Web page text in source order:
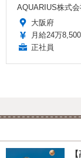
AQUARIUS株式会
大阪府
月給24万
正社員